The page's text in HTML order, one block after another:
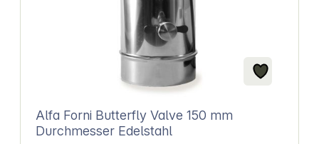
Alfa Forni Butterfly Valve 150 mm
Durchmesser Edelstahl